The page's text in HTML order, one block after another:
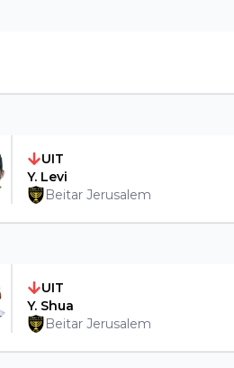
UIT
Y. Shua
Beitar Jerusalem
UIT
Y. Levi
Beitar Jerusalem